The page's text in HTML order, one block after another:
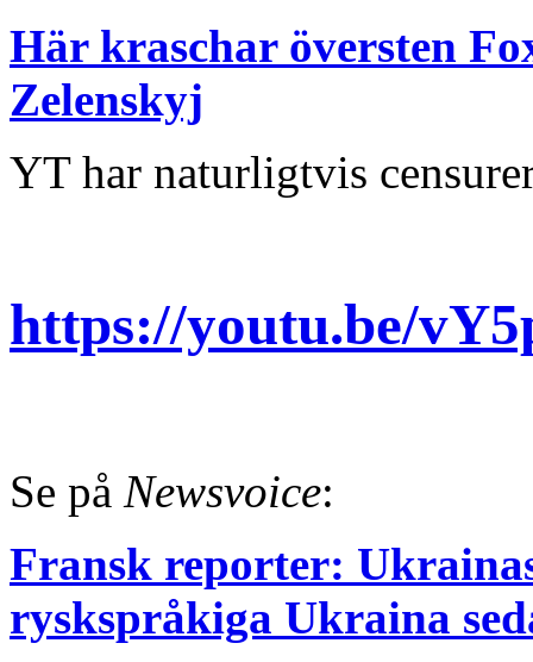
Här kraschar översten
Zelenskyj
YT har naturligtvis
https://youtu.be/
Se på Newsvoice:
Fransk reporter:
ryskspråkiga Ukraina